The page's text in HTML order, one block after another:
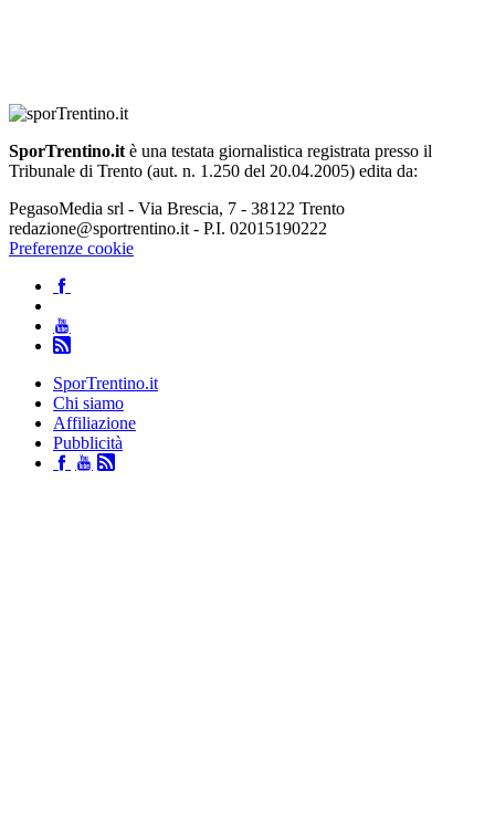
SporTrentino.it è una testata giornalistica registrata presso il
Tribunale di Trento (aut. n. 1.250 del 20.04.2005) edita da:
PegasoMedia srl - Via Brescia, 7 - 38122 Trento
redazione@sportrentino.it - P.I. 02015190222
Preferenze cookie
SporTrentino.it
Chi siamo
Affiliazione
Pubblicità